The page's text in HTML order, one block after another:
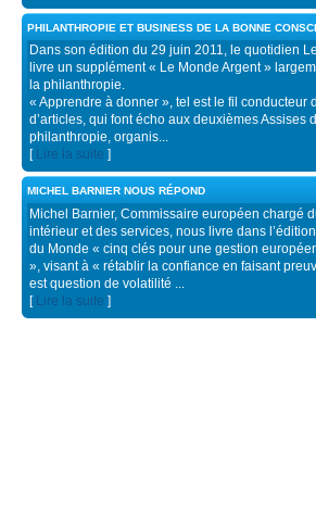
PHILANTHROPIE ET BUSINESS DE LA BONNE
Dans son édition du 29 juin 2011, le quotidien
livre un supplément « Le Monde Argent »
la philanthropie.
« Apprendre à donner », tel est le fil conducteur
d’articles, qui font écho aux deuxièmes Assises
philanthropie, organis...
[ Lire la suite ]
MICHEL BARNIER NOUS RÉPOND
Michel Barnier, Commissaire européen chargé
intérieur et des services, nous livre dans
du Monde « cinq clés pour une gestion
», visant à « rétablir la confiance en faisant
est question de volatilité ...
[ Lire la suite ]